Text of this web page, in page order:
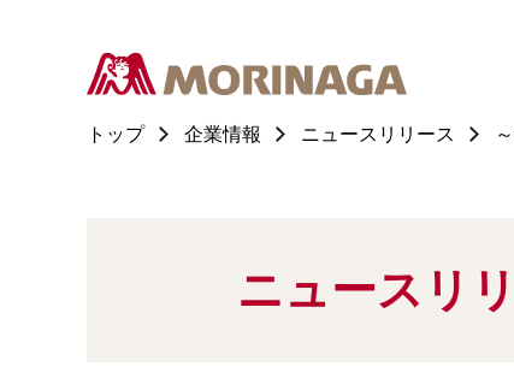
トップ 企業情報 ニュースリリース
ニュースリ